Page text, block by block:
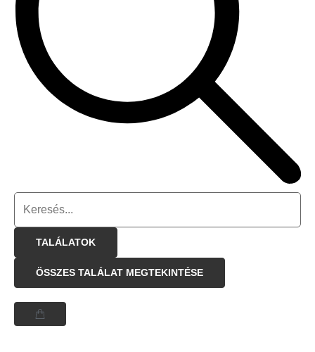
TALÁLATOK
ÖSSZES TALÁLAT MEGTEKINTÉSE